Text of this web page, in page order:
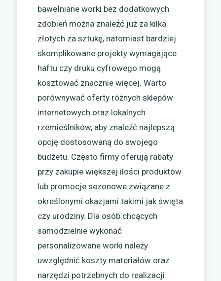
bawełniane worki bez dodatkowych
zdobień można znaleźć już za kilka
złotych za sztukę, natomiast bardziej
skomplikowane projekty wymagające
haftu czy druku cyfrowego mogą
kosztować znacznie więcej. Warto
porównywać oferty różnych sklepów
internetowych oraz lokalnych
rzemieślników, aby znaleźć najlepszą
opcję dostosowaną do swojego
budżetu. Często firmy oferują rabaty
przy zakupie większej ilości produktów
lub promocje sezonowe związane z
określonymi okazjami takimi jak święta
czy urodziny. Dla osób chcących
samodzielnie wykonać
personalizowane worki należy
uwzględnić koszty materiałów oraz
narzędzi potrzebnych do realizacji